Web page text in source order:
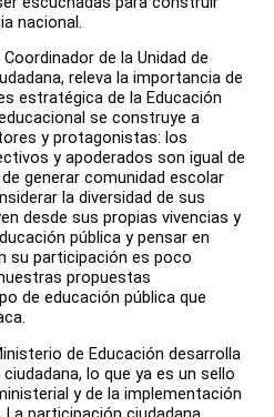
nacional.
de la Unidad de
releva la importancia de
estratégica de la Educación
se construye a
y protagonistas: los
y apoderados son igual de
generar comunidad escolar
la diversidad de sus
desde sus propias vivencias y
pública y pensar en
su participación es poco
propuestas
de educación pública que
de Educación desarrolla
lo que ya es un sello
y de la implementación